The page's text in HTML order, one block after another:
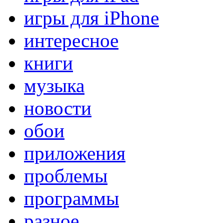
игры для iPhone
интересное
книги
музыка
новости
обои
приложения
проблемы
программы